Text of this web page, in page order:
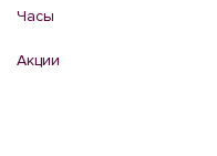
Часы
Акции